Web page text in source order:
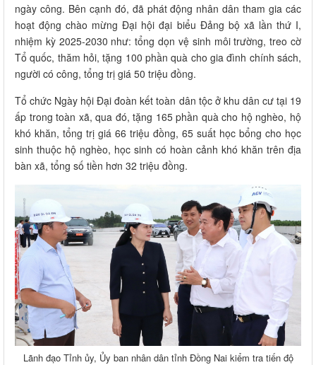
ngày công. Bên cạnh đó, đã phát động nhân dân tham gia các
hoạt động chào mừng Đại hội đại biểu Đảng bộ xã lần thứ I,
nhiệm kỳ 2025-2030 như: tổng dọn vệ sinh môi trường, treo cờ
Tổ quốc, thăm hỏi, tặng 100 phần quà cho gia đình chính sách,
người có công, tổng trị giá 50 triệu đồng.
Tổ chức Ngày hội Đại đoàn kết toàn dân tộc ở khu dân cư tại 19
ấp trong toàn xã, qua đó, tặng 165 phần quà cho hộ nghèo, hộ
khó khăn, tổng trị giá 66 triệu đồng, 65 suất học bổng cho học
sinh thuộc hộ nghèo, học sinh có hoàn cảnh khó khăn trên địa
bàn xã, tổng số tiền hơn 32 triệu đồng.
Lãnh đạo Tỉnh ủy, Ủy ban nhân dân tỉnh Đồng Nai kiểm tra tiến độ